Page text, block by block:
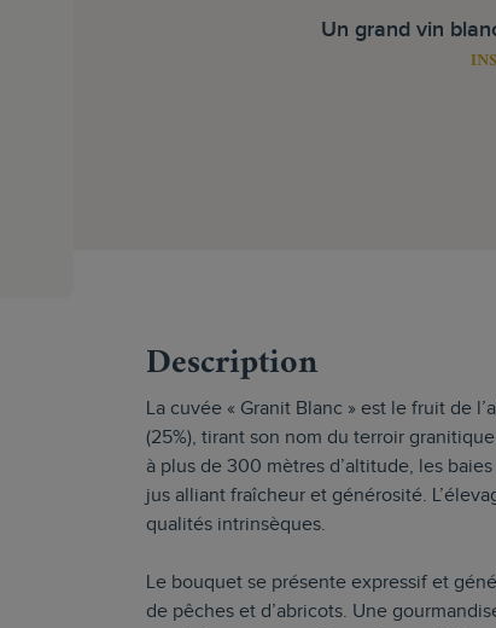
Un grand vin
Description
La cuvée « Granit Blanc » est le fruit de
(25%), tirant son nom du terroir
à plus de 300 mètres d’altitude, les
jus alliant fraîcheur et générosité.
qualités intrinsèques.
Le bouquet se présente expressif et
de pêches et d’abricots. Une